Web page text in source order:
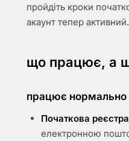
пройдіть кроки
акаунт тепер активний.
що працює, а
працює нормально
Початкова
електронною